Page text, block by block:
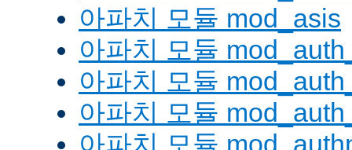
아파치 모듈 mod_asis
아파치 모듈
아파치 모듈
아파치 모듈
아파치 모듈